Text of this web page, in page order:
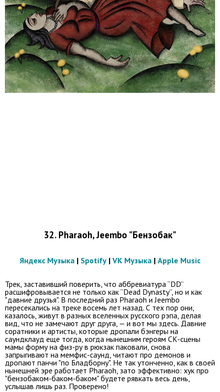
32. Pharaoh, Jeembo "Бензобак"
Яндекс Музыка | Spotify | VK Музыка | Apple Music
Трек, заставивший поверить, что аббревиатура “DD”
расшифровывается не только как “Dead Dynasty”, но и как
"давние друзья". В последний раз Pharaoh и Jeembo
пересекались на треке восемь лет назад. С тех пор они,
казалось, живут в разных вселенных русского рэпа, делая
вид, что не замечают друг друга, — и вот мы здесь. Давние
соратники и артисты, которые дропали бэнгеры на
саундклауд еще тогда, когда нынешним героям СК-сцены
мамы форму на физ-ру в рюкзак паковали, снова
запрыгивают на мемфис-саунд, читают про демонов и
дропают панчи "по Бладборну". Не так утонченно, как в своей
нынешней эре работает Pharaoh, зато эффективно: хук про
"бензобаком-баком-баком" будете рявкать весь день,
услышав лишь раз. Проверено!